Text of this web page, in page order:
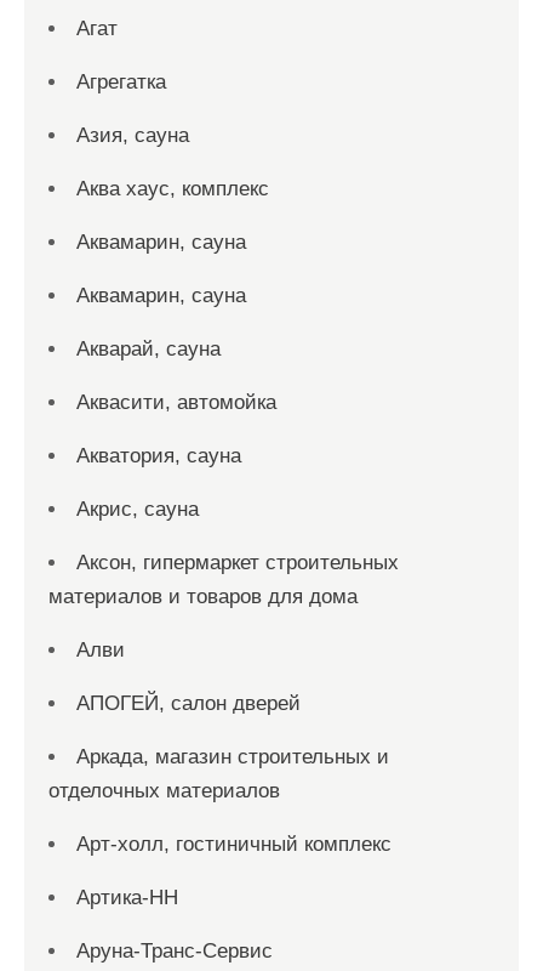
Агат
Агрегатка
Азия, сауна
Аква хаус, комплекс
Аквамарин, сауна
Аквамарин, сауна
Акварай, сауна
Аквасити, автомойка
Акватория, сауна
Акрис, сауна
Аксон, гипермаркет строительных
материалов и товаров для дома
Алви
АПОГЕЙ, салон дверей
Аркада, магазин строительных и
отделочных материалов
Арт-холл, гостиничный комплекс
Артика-НН
Аруна-Транс-Сервис